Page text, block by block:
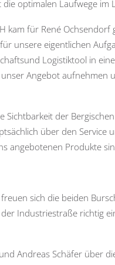
optimalen Laufwege
kam für René
unsere eigentlichen
Logistiktool in
Angebot aufnehmen
Sichtbarkeit der
über den Service
angebotenen Produkte
sich die beiden
Industriestraße richtig
Andreas Schäfer über